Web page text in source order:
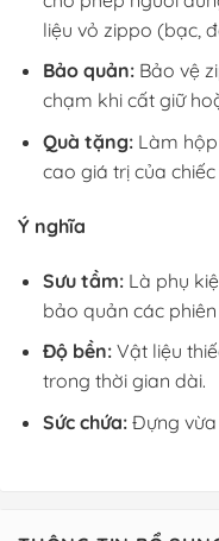
liệu vỏ zippo (bạc,
Bảo quản:Bảo vệ
chạm khi cất giữ
Quà tặng:Làm hộp
cao giá trị của
Ý nghĩa
Sưu tầm:Là phụ
bảo quản các
Độ bền:Vật liệu
trong thời gian dài.
Sức chứa:Đựng vừa